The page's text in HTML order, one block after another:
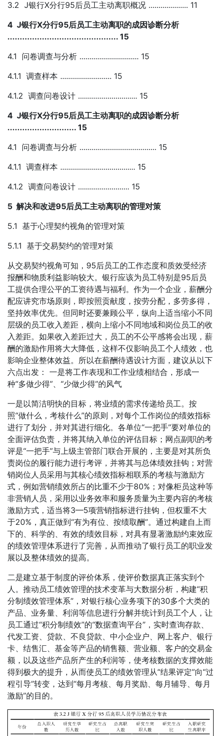
3.2 J银行X分行95后员工主动离职概况 .................... 11
4 J银行X分行95后员工主动离职的成因诊断分析
............................................. 15
4.1 问卷调查与分析 .............................. 15
4.1.1 调查样本 .......................... 15
4.1.2 调查问卷设计 .............................. 15
4 J银行X分行95后员工主动离职的成因诊断分析
............................ 15
4.1 问卷调查与分析 ....................................... 15
4.1.1 调查样本 ...................................... 15
4.1.2 调查问卷设计 .......................... 15
5 解决和改进95后员工主动离职的管理对策
5.1 基于心理契约视角的管理对策
5.1.1 基于交易契约的管理对策
从交易契约视角可知，95后员工的工作态度和质效受经济
报酬和物质利益影响较大。银行应该为员工特别是95后员
工提供合理公平的工资待遇与福利。作为一个企业，薪酬分
配应讲究市场原则，即按照贡献度，按劳分配，多劳多得，
坚持效率优先。但同时还要兼顾公平，纵向上适当缩小不同
层级的员工收入差距，横向上缩小不同地域和岗位员工的收
入差距。如果收入差距过大，员工的不公平感将会出现，薪
酬的激励作用将大大降低，这样不仅影响员工个人绩效，也
影响企业整体效益。所以在薪酬待遇设计方面，建议从以下
六点出发： 一是将工作表现和工作业绩相结合，形成一
种“多做少得”、“少做少得”的风气
一是以简洁明快的目标，将业绩的需求传递给员工。按
照“做什么，考核什么”的原则，对每个工作岗位的绩效指标
进行了划分，并对其进行细化。各单位“一把手”要对单位的
全面评估负责，并将其纳入单位的评估目标；网点副职的考
评是“一把手”与上级主管部门联合开展的，主要是对其所负
责岗位的履行能力进行考评，并将其与总体绩效挂钩；对营
销岗位人员采用与其核心绩效指标相联系的考核与激励方
式，例如营销绩效所占的比重不少于80%；对像柜员这种等
非营销人员，采用以业务效率和服务质量为主要内容的考核
激励方式，适当将3—5项营销指标进行挂钩，但权重不大
于20%，真正做到“有为有位、按绩取酬”。通过构建自上而
下的、科学的、有效的绩效目标，对具有显著激励约束效应
的绩效管理体系进行了完善，从而推动了银行员工的职业发
展以及整体绩效的提高。
二是建立基于制度的评价体系，使评价数据真正落实到个
人。推动员工绩效管理的技术变革与大数据分析，构建“积
分制绩效管理体系”，对银行核心业务项下的30多个大类的
产品、业务量、利润等信息进行分解并统计到员工个人，让
员工通过“积分制绩效”的“数据查询平台”，实时查询存款、
代发工资、贷款、不良贷款、中小企业户、网上客户、银行
卡、结售汇、基金等产品的销售额、营业额、客户的交易金
额，以及这些产品所产生的利润等，使考核数据的支撑效能
得到极大的提升，从而使员工的绩效管理从“结果评定”向“过
程引导”转变，达到“每月考核、每月奖励、每月辅导、每月
激励”的目的。